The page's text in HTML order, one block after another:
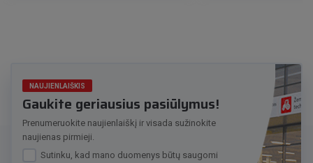
NAUJIENLAIŠKIS
Gaukite geriausius pasiūlymus!
Prenumeruokite naujienlaiškį ir visada sužinokite
naujienas pirmieji.
Sutinku, kad mano duomenys būtų saugomi